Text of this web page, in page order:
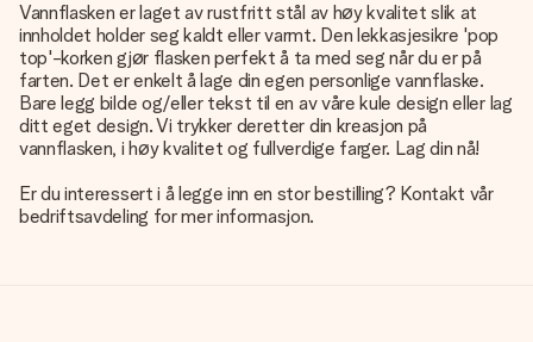
Vannflasken er laget av rustfritt stål av høy kvalitet slik at
innholdet holder seg kaldt eller varmt. Den lekkasjesikre 'pop
top'-korken gjør flasken perfekt å ta med seg når du er på
farten. Det er enkelt å lage din egen personlige vannflaske.
Bare legg bilde og/eller tekst til en av våre kule design eller lag
ditt eget design. Vi trykker deretter din kreasjon på
vannflasken, i høy kvalitet og fullverdige farger. Lag din nå!
Er du interessert i å legge inn en stor bestilling? Kontakt vår
bedriftsavdeling for mer informasjon.